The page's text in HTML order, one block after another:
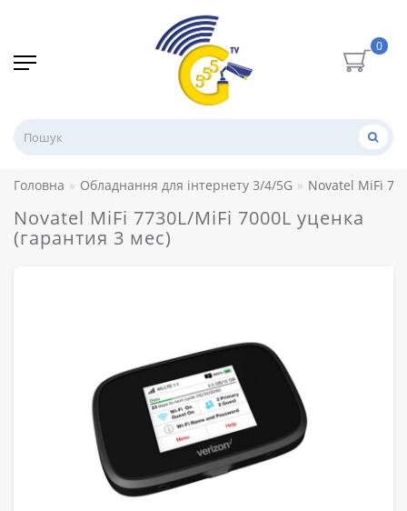
0
Головна Обладнання для інтернету 3/4/5G Novatel MiFi
Novatel MiFi 7730L/MiFi 7000L уценка
(гарантия 3 мес)